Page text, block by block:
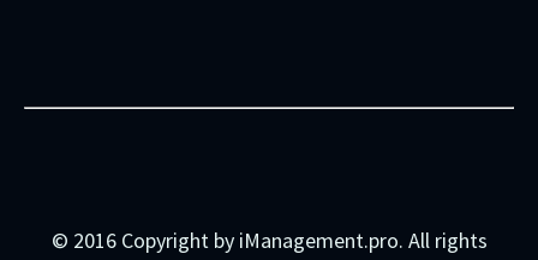
© 2016 Copyright by iManagement.pro. All rights